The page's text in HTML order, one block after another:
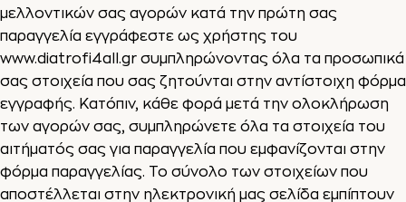
μελλοντικών σας αγορών κατά την πρώτη σας
παραγγελία εγγράφεστε ως χρήστης του
www.diatrofi4all.gr συμπληρώνοντας όλα τα προσωπικά
σας στοιχεία που σας ζητούνται στην αντίστοιχη φόρμα
εγγραφής. Κατόπιν, κάθε φορά μετά την ολοκλήρωση
των αγορών σας, συμπληρώνετε όλα τα στοιχεία του
αιτήματός σας για παραγγελία που εμφανίζονται στην
φόρμα παραγγελίας. Το σύνολο των στοιχείων που
αποστέλλεται στην ηλεκτρονική μας σελίδα εμπίπτουν